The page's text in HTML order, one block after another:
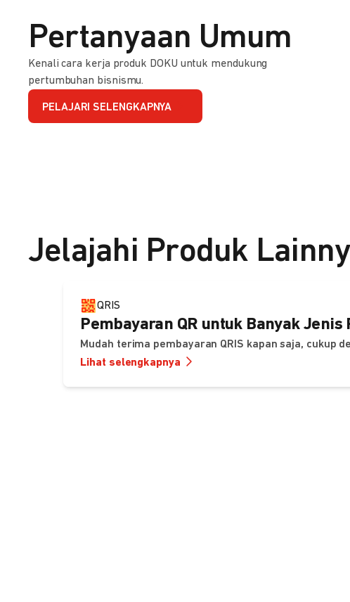
Pertanyaan Umum
Kenali cara kerja produk DOKU untuk mendukung
pertumbuhan bisnismu.
PELAJARI SELENGKAPNYA
Jelajahi Produk
QRIS
Pembayaran QR untuk Banyak Jenis
Mudah terima pembayaran QRIS kapan saja, cukup
Lihat selengkapnya